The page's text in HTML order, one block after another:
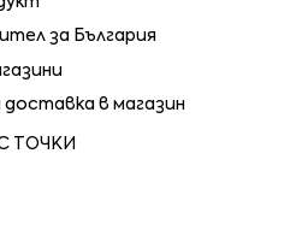
за България
доставка в магазин
ТОЧКИ